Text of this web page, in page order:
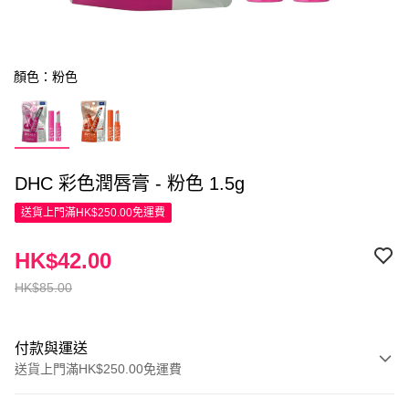
顏色：粉色
DHC 彩色潤唇膏 - 粉色 1.5g
送貨上門滿HK$250.00免運費
HK$85.00
HK$42.00
付款與運送
送貨上門滿HK$250.00免運費